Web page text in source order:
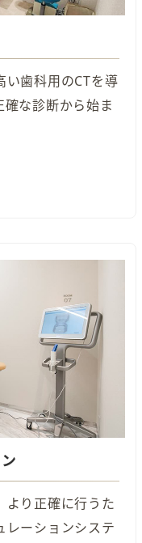
い歯科用のCTを導
な診断から始ま
より正確に行うた
レーションシステ